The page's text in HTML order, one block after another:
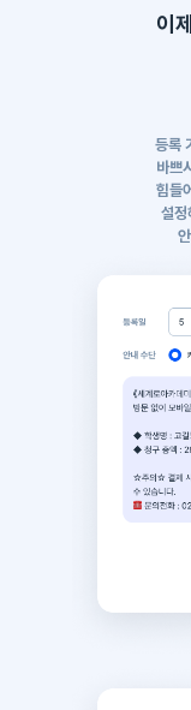
이
등록
바쁘
힘들
설